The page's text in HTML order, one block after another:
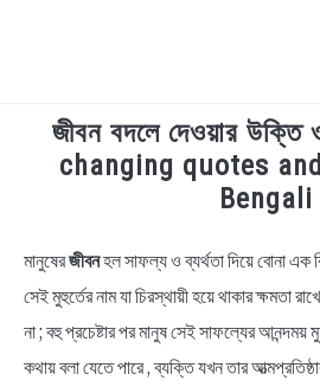
TECHNOLOGY
BIOGRAPHY
EDUCATIONAL
জীবন বদলে দেওয়ার
changing quotes
Bengali
in
Bengali
Quotes
Status
মানুষেরজীবনহল সাফল্য ও ব্যর্থতা দিয়ে বোনা এক
সেই মুহুর্তের নাম যা চিরস্থায়ী হয়ে থাকার
না ; বহু প্রচেষ্টার পর মানুষ সেই সাফল্যের
কথায় বলা যেতে পারে , ব্যক্তি যখন তার